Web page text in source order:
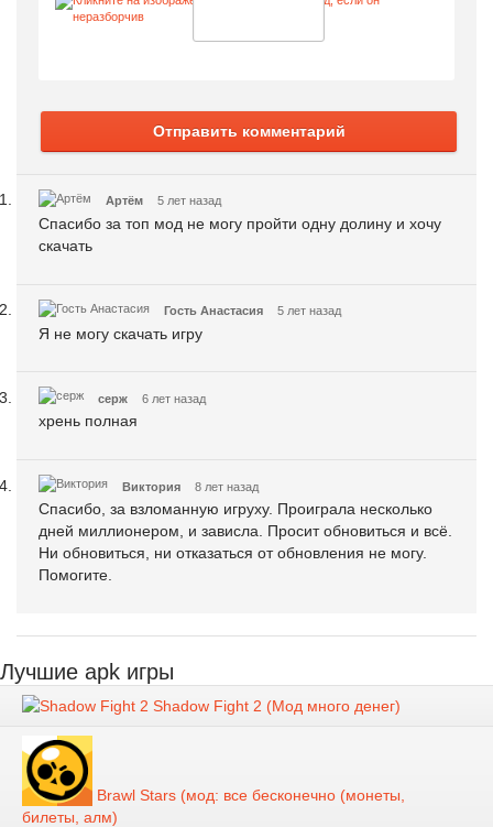
Отправить комментарий
Артём 5 лет назад
Спасибо за топ мод не могу пройти одну долину и хочу
скачать
Гость Анастасия 5 лет назад
Я не могу скачать игру
серж 6 лет назад
хрень полная
Виктория 8 лет назад
Спасибо, за взломанную игруху. Проиграла несколько
дней миллионером, и зависла. Просит обновиться и всё.
Ни обновиться, ни отказаться от обновления не могу.
Помогите.
Лучшие apk игры
Shadow Fight 2 (Мод много денег)
Brawl Stars (мод: все бесконечно (монеты,
билеты, алм)